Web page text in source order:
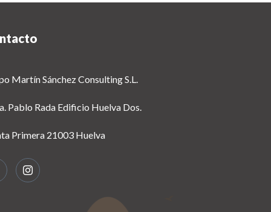
Martín Sánchez Consulting S.L.
Pablo Rada Edificio Huelva Dos.
Primera 21003 Huelva